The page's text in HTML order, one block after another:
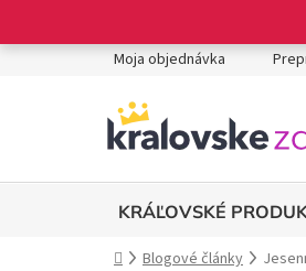
Moja objednávka
KRÁĽOVSKÉ
Domov
Blogové články